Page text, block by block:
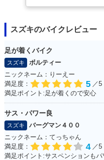
スズキのバイクレビュー
足が着くバイク
スズキ
ボルティー
ニックネーム：りーえー
満足度：
5 ／5
満足ポイント:足が着くので安心
サス・パワー良
スズキ
バーグマン４００
ニックネーム：てっちゃん
満足度：
4 ／5
満足ポイント:サスペンションもパ